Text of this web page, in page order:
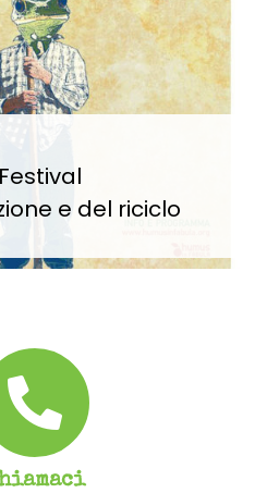
Festival
e del riciclo